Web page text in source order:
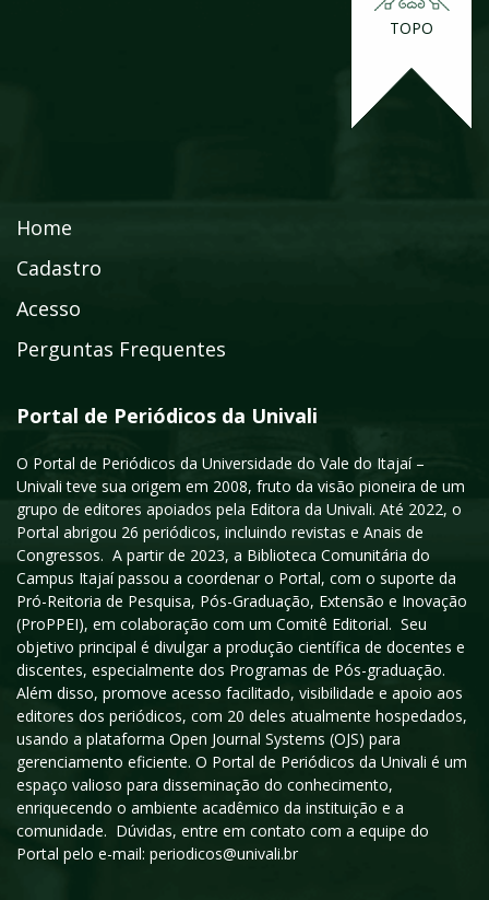
TOPO
Home
Cadastro
Acesso
Perguntas Frequentes
Portal de Periódicos da Univali
O Portal de Periódicos da Universidade do Vale do Itajaí –
Univali teve sua origem em 2008, fruto da visão pioneira de um
grupo de editores apoiados pela Editora da Univali. Até 2022, o
Portal abrigou 26 periódicos, incluindo revistas e Anais de
Congressos. A partir de 2023, a Biblioteca Comunitária do
Campus Itajaí passou a coordenar o Portal, com o suporte da
Pró-Reitoria de Pesquisa, Pós-Graduação, Extensão e Inovação
(ProPPEI), em colaboração com um Comitê Editorial. Seu
objetivo principal é divulgar a produção científica de docentes e
discentes, especialmente dos Programas de Pós-graduação.
Além disso, promove acesso facilitado, visibilidade e apoio aos
editores dos periódicos, com 20 deles atualmente hospedados,
usando a plataforma Open Journal Systems (OJS) para
gerenciamento eficiente. O Portal de Periódicos da Univali é um
espaço valioso para disseminação do conhecimento,
enriquecendo o ambiente acadêmico da instituição e a
comunidade. Dúvidas, entre em contato com a equipe do
Portal pelo e-mail: periodicos@univali.br